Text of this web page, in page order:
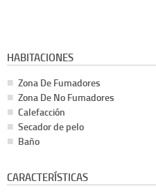
HABITACIONES
Zona De Fumadores
Zona De No Fumadores
Calefacción
Secador de pelo
Baño
CARACTERÍSTICAS